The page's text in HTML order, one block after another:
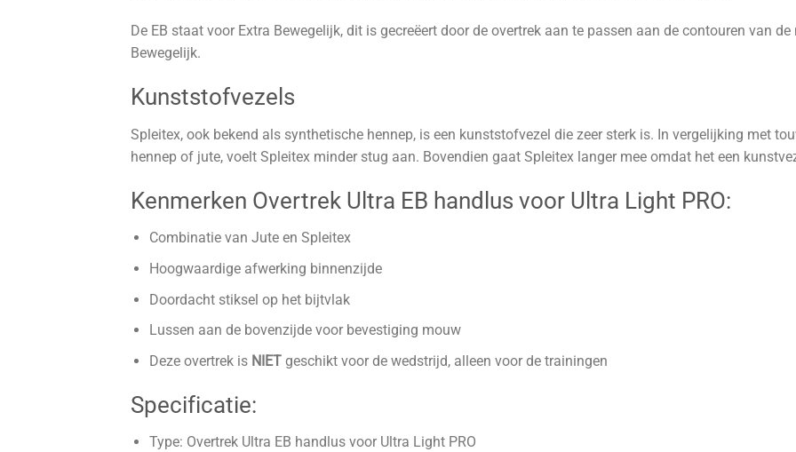
De EB staat voor Extra Bewegelijk, dit is gecreëert door de overtrek aan te passen aan de contouren van
Bewegelijk.
Kunststofvezels
Spleitex, ook bekend als synthetische hennep, is een kunststofvezel die zeer sterk is. In vergelijking met
hennep of jute, voelt Spleitex minder stug aan. Bovendien gaat Spleitex langer mee omdat het een
Kenmerken Overtrek Ultra EB handlus voor Ultra Light PRO:
Combinatie van Jute en Spleitex
Hoogwaardige afwerking binnenzijde
Doordacht stiksel op het bijtvlak
Lussen aan de bovenzijde voor bevestiging mouw
Deze overtrek is NIETgeschikt voor de wedstrijd, alleen voor de trainingen
Specificatie:
Type: Overtrek Ultra EB handlus voor Ultra Light PRO